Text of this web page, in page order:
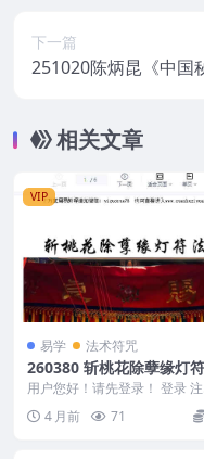
下一篇
251020陈炳昆《中国
相关文章
VIP
易学 法术符咒
260380 斩桃花除孽缘灯
法本PDF文档6页Y
用户您好！请先登录！ 登录 注
斩桃花除孽缘灯符法法本PDF文
6页Y 260...
4 月前 71